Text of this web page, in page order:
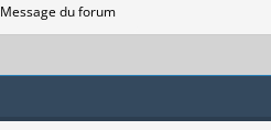
Message du forum